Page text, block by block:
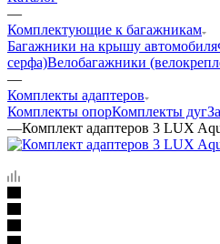
—
Комплектующие к багажникам
Багажники на крышу автомобиля
серфа)Велобагажники
—
Комплекты адаптеров
Комплекты опорКомплекты дуг
—Комплект адаптеров 3 LUX